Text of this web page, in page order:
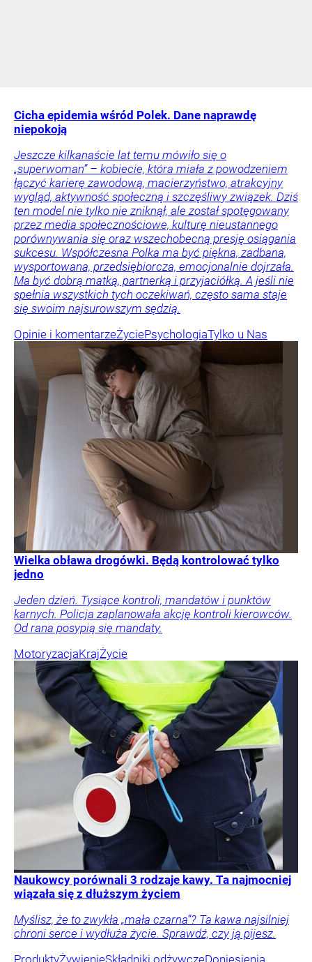
Cicha epidemia wśród Polek. Dane naprawdę
niepokoją
Jeszcze kilkanaście lat temu mówiło się o
„superwoman” – kobiecie, która miała z powodzeniem
łączyć karierę zawodową, macierzyństwo, atrakcyjny
wygląd, aktywność społeczną i szczęśliwy związek. Dziś
ten model nie tylko nie zniknął, ale został spotęgowany
przez media społecznościowe, kulturę nieustannego
porównywania się oraz wszechobecną presję osiągania
sukcesu. Współczesna Polka ma być piękna, zadbana,
wysportowana, przedsiębiorcza, emocjonalnie dojrzała.
Ma być dobrą matką, partnerką i przyjaciółką. A jeśli nie
spełnia wszystkich tych oczekiwań, często sama staje
się swoim najsurowszym sędzią.
Opinie i komentarzeŻyciePsychologiaTylko u Nas
Wielka obława drogówki. Będą kontrolować tylko
jedno
Jeden dzień. Tysiące kontroli, mandatów i punktów
karnych. Policja zaplanowała akcję kontroli kierowców.
Od rana posypią się mandaty.
MotoryzacjaKrajŻycie
Naukowcy porównali 3 rodzaje kawy. Ta najmocniej
wiązała się z dłuższym życiem
Myślisz, że to zwykła „mała czarna”? Ta kawa najsilniej
chroni serce i wydłuża życie. Sprawdź, czy ją pijesz.
ProduktyŻywienieSkładniki odżywczeDoniesienia